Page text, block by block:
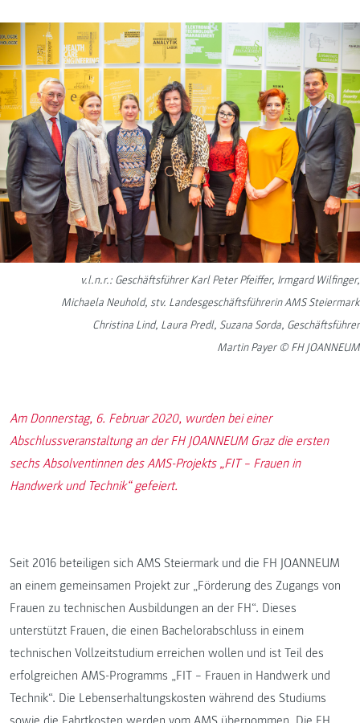
v.l.n.r.: Geschäftsführer Karl Peter Pfeiffer, Irmgard Wilfinger,
Michaela Neuhold, stv. Landesgeschäftsführerin AMS Steiermark
Christina Lind, Laura Predl, Suzana Sorda, Geschäftsführer
Martin Payer © FH JOANNEUM
Am Donnerstag, 6. Februar 2020, wurden bei einer
Abschlussveranstaltung an der FH JOANNEUM Graz die ersten
sechs Absolventinnen des AMS-Projekts „FIT – Frauen in
Handwerk und Technik“ gefeiert.
Seit 2016 beteiligen sich AMS Steiermark und die FH JOANNEUM
an einem gemeinsamen Projekt zur „Förderung des Zugangs von
Frauen zu technischen Ausbildungen an der FH“. Dieses
unterstützt Frauen, die einen Bachelorabschluss in einem
technischen Vollzeitstudium erreichen wollen und ist Teil des
erfolgreichen AMS-Programms „FIT – Frauen in Handwerk und
Technik“. Die Lebenserhaltungskosten während des Studiums